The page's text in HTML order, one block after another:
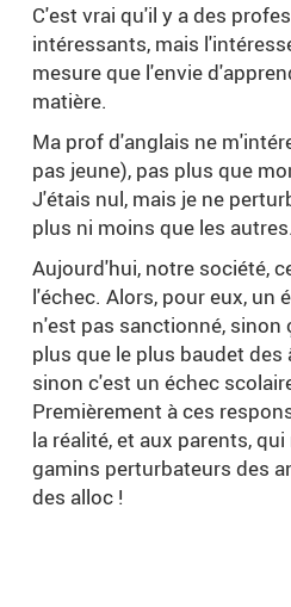
C'est vrai qu'il y a des
intéressants, mais
mesure que l'envie
matière.
Ma prof d'anglais ne
pas jeune), pas plus que
J'étais nul, mais je ne
plus ni moins que les autres.
Aujourd'hui, notre société,
l'échec. Alors, pour eux, un
n'est pas sanctionné, sinon
plus que le plus baudet des
sinon c'est un échec
Premièrement à ces
la réalité, et aux parents,
gamins perturbateurs des
des alloc !